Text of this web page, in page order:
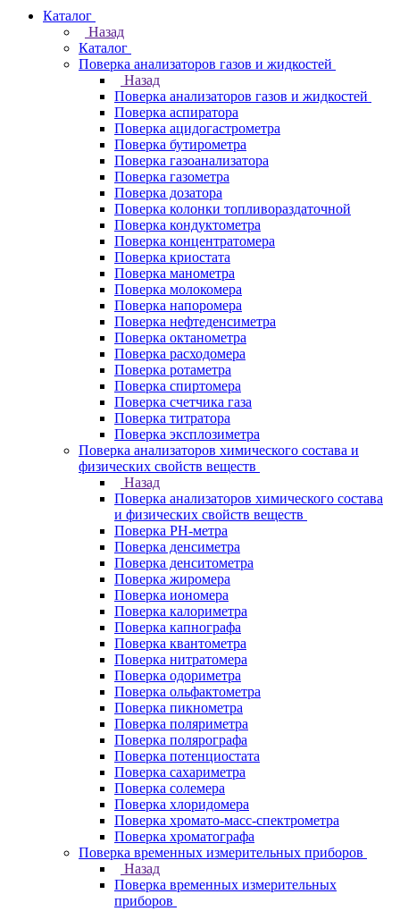
Каталог
Назад
Каталог
Поверка анализаторов газов и жидкостей
Назад
Поверка анализаторов газов и жидкостей
Поверка аспиратора
Поверка ацидогастрометра
Поверка бутирометра
Поверка газоанализатора
Поверка газометра
Поверка дозатора
Поверка колонки топливораздаточной
Поверка кондуктометра
Поверка концентратомера
Поверка криостата
Поверка манометра
Поверка молокомера
Поверка напоромера
Поверка нефтеденсиметра
Поверка октанометра
Поверка расходомера
Поверка ротаметра
Поверка спиртомера
Поверка счетчика газа
Поверка титратора
Поверка эксплозиметра
Поверка анализаторов химического состава и
физических свойств веществ
Назад
Поверка анализаторов химического состава
и физических свойств веществ
Поверка PH-метра
Поверка денсиметра
Поверка денситометра
Поверка жиромера
Поверка иономера
Поверка калориметра
Поверка капнографа
Поверка квантометра
Поверка нитратомера
Поверка одориметра
Поверка ольфактометра
Поверка пикнометра
Поверка поляриметра
Поверка полярографа
Поверка потенциостата
Поверка сахариметра
Поверка солемера
Поверка хлоридомера
Поверка хромато-масс-спектрометра
Поверка хроматографа
Поверка временных измерительных приборов
Назад
Поверка временных измерительных
приборов